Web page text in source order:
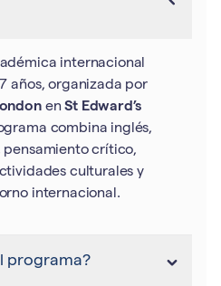
internacional
años, organizada por
enSt Edward’s
combina inglés,
pensamiento crítico,
culturales y
internacional.
programa?